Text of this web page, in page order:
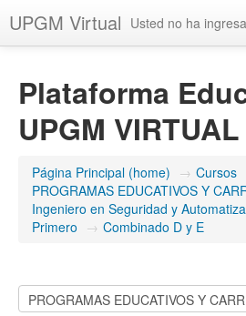
UPGM Virtual Usted no ha
Plataforma
UPGM VIRTUAL
Página Principal (home) → Cursos
PROGRAMAS EDUCATIVOS Y
Ingeniero en Seguridad y
Primero → Combinado D y E